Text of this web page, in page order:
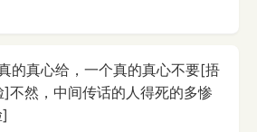
的真心给，一个真的真心不要[捂
不然，中间传话的人得死的多惨